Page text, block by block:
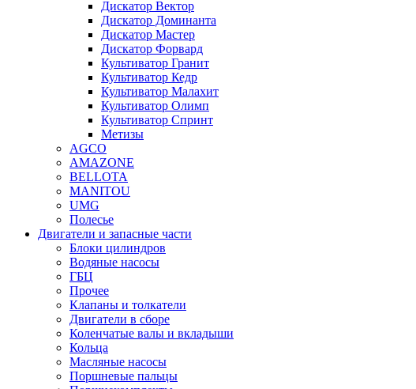
Дискатор Вектор
Дискатор Доминанта
Дискатор Мастер
Дискатор Форвард
Культиватор Гранит
Культиватор Кедр
Культиватор Малахит
Культиватор Олимп
Культиватор Спринт
Метизы
AGCO
AMAZONE
BELLOTA
MANITOU
UMG
Полесье
Двигатели и запасные части
Блоки цилиндров
Водяные насосы
ГБЦ
Прочее
Клапаны и толкатели
Двигатели в сборе
Коленчатые валы и вкладыши
Кольца
Масляные насосы
Поршневые пальцы